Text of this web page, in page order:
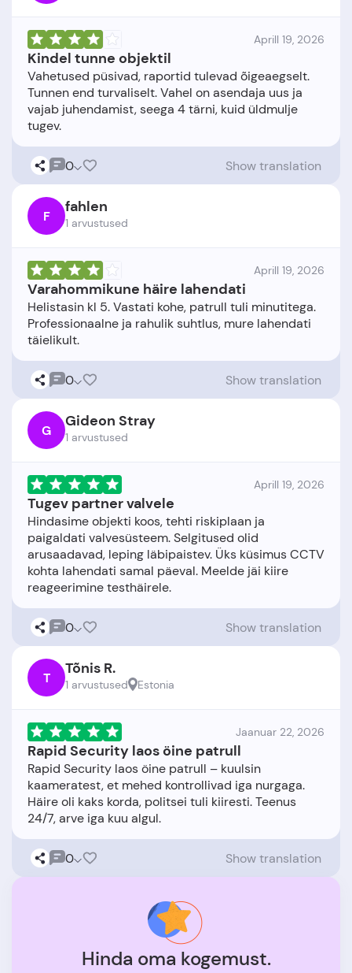
Aprill 19, 2026
Kindel tunne objektil
Vahetused püsivad, raportid tulevad õigeaegselt.
Tunnen end turvaliselt. Vahel on asendaja uus ja
vajab juhendamist, seega 4 tärni, kuid üldmulje
0 Show translation
F fahlen
1 arvustused
Aprill 19, 2026
Varahommikune häire lahendati
Helistasin kl 5. Vastati kohe, patrull tuli minutitega.
Professionaalne ja rahulik suhtlus, mure lahendati
0 Show translation
G Gideon Stray
1 arvustused
Aprill 19, 2026
Tugev partner valvele
Hindasime objekti koos, tehti riskiplaan ja
paigaldati valvesüsteem. Selgitused olid
arusaadavad, leping läbipaistev. Üks küsimus CCTV
kohta lahendati samal päeval. Meelde jäi kiire
0 Show translation
T Tõnis R.
1 arvustused Estonia
Jaanuar 22, 2026
Rapid Security laos öine patrull
Rapid Security laos öine patrull – kuulsin
kaameratest, et mehed kontrollivad iga nurgaga.
Häire oli kaks korda, politsei tuli kiiresti. Teenus
0 Show translation
Hinda oma kogemust.